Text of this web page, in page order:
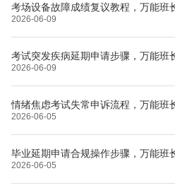
考场设备故障成绩复议教程，万能班
2026-06-09
考试突发疾病延期申请步骤，万能班
2026-06-09
情绪焦虑考试失常申诉流程，万能班
2026-06-05
毕业延期申请合规操作步骤，万能班
2026-06-05